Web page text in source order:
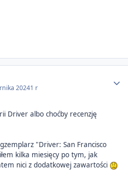
20241 r
Driver albo choćby recenzję
"Driver: San Francisco
kilka miesięcy po tym, jak
nici z dodatkowej zawartości